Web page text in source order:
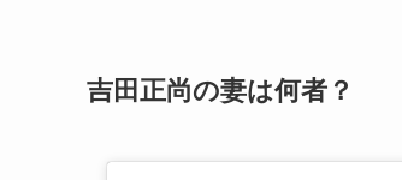
吉田正尚の妻は何者？